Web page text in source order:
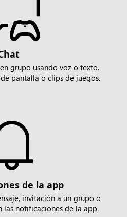
grupo usando voz o texto.
pantalla o clips de juegos.
de la app
invitación a un grupo o
notificaciones de la app.